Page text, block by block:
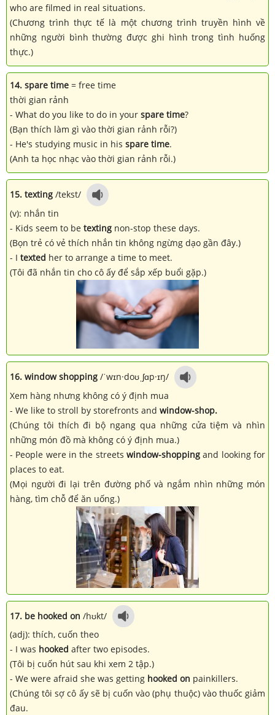
who are filmed in real situations.
(Chương trình thực tế là một chương trình truyền hình về
những người bình thường được ghi hình trong tình huống
thực.)
14. spare time = free time
thời gian rảnh
- What do you like to do in your spare time?
(Bạn thích làm gì vào thời gian rảnh rỗi?)
- He's studying music in his spare time.
(Anh ta học nhạc vào thời gian rảnh rỗi.)
15. texting /tekst/
(v): nhắn tin
- Kids seem to be texting non-stop these days.
(Bọn trẻ có vẻ thích nhắn tin không ngừng dạo gần đây.)
- I texted her to arrange a time to meet.
(Tôi đã nhắn tin cho cô ấy để sắp xếp buổi gặp.)
16. window shopping /ˈwɪn·doʊˌʃɑp·ɪŋ/
Xem hàng nhưng không có ý định mua
- We like to stroll by storefronts and window-shop.
(Chúng tôi thích đi bộ ngang qua những cửa tiệm và nhìn
những món đồ mà không có ý định mua.)
- People were in the streets window-shopping and looking for
places to eat.
(Mọi người đi lại trên đường phố và ngắm nhìn những món
hàng, tìm chỗ để ăn uống.)
17. be hooked on /hʊkt/
(adj): thích, cuốn theo
- I was hooked after two episodes.
(Tôi bị cuốn hút sau khi xem 2 tập.)
- We were afraid she was getting hooked on painkillers.
(Chúng tôi sợ cô ấy sẽ bị cuốn vào (phụ thuộc) vào thuốc giảm
đau.